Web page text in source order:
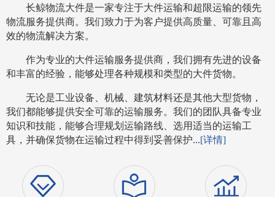
长鲸物流大件是一家专注于大件运输和超限运输的领先
物流服务提供商。我们致力于为客户提供高质量、可靠且高
效的物流解决方案。
作为专业的大件运输服务提供商，我们拥有先进的设备
和丰富的经验，能够处理各种规模和类型的大件货物。
无论是工业设备、机械、建筑材料还是其他大型货物，
我们都能够提供安全可靠的运输服务。我们的团队具备专业
知识和技能，能够合理规划运输路线、选用适当的运输工
具，并确保货物在运输过程中得到妥善保护...[详情]